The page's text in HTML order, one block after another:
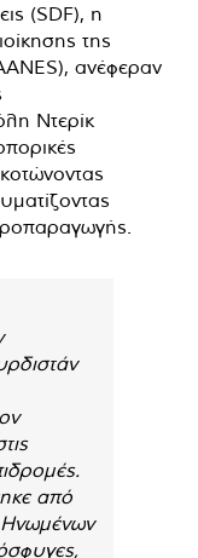
(SDF), η
της
ανέφεραν
Ντερίκ
από
Ηνωμένων